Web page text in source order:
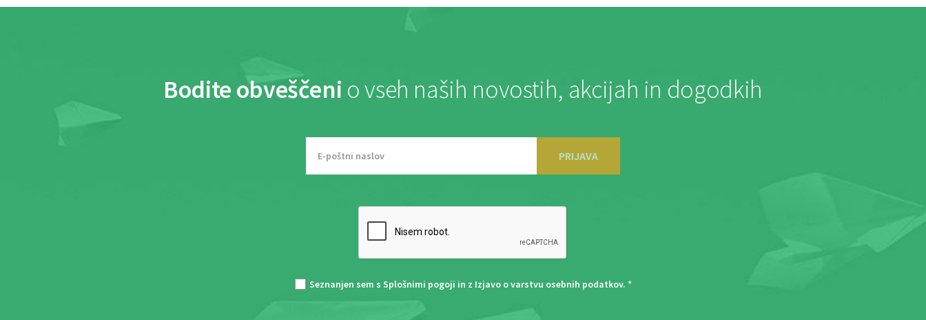
Bodite obveščeni o vseh naših novostih, akcijah in dogodkih
PRIJAVA
Seznanjen sem s Splošnimi pogoji in z Izjavo o varstvu osebnih podatkov. *